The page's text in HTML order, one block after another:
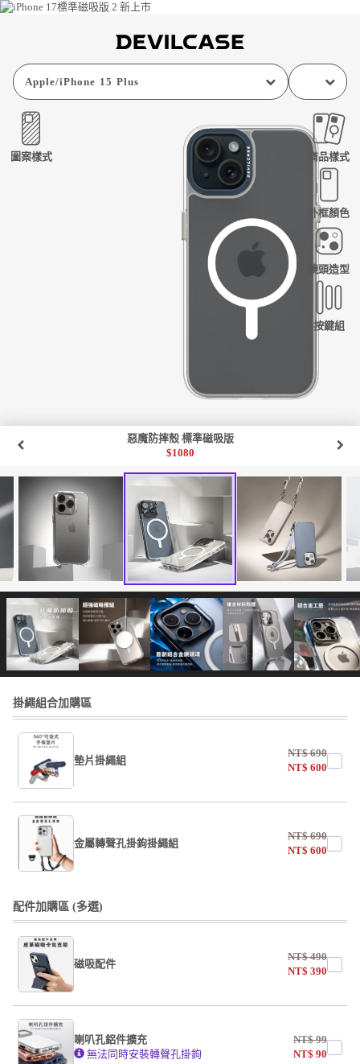
Apple/iPhone 15 Plus
圖案樣式 商品樣式
外框顏色
鏡頭造型
按鍵組
惡魔防摔殼 標準磁吸版
$1080
掛繩組合加購區
墊片掛繩組
NT$690
NT$600
undefined / undefined
掛繩
金屬轉聲孔掛鉤掛繩組
NT$690
NT$600
掛繩
undefined / undefined
配件加購區 (多選)
磁吸配件
NT$490
NT$390
undefined / undefined
喇叭孔鋁件擴充
無法同時安裝轉聲孔掛鉤
NT$99
NT$90